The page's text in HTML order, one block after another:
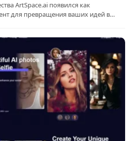
ArtSpace.ai появился как
для превращения ваших идей в…